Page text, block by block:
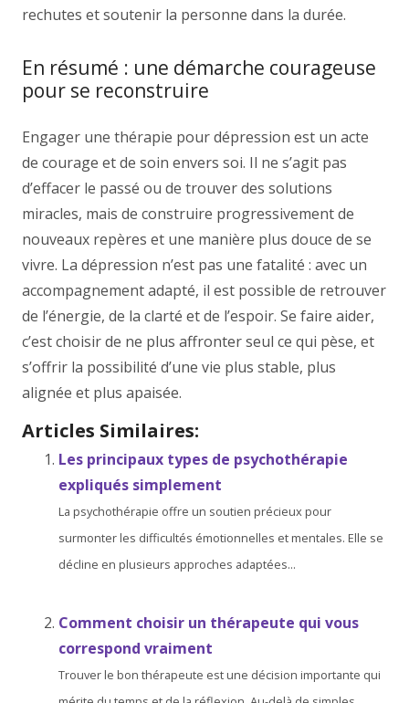
rechutes et soutenir la personne dans la durée.
En résumé : une démarche courageuse
pour se reconstruire
Engager une thérapie pour dépression est un acte
de courage et de soin envers soi. Il ne s’agit pas
d’effacer le passé ou de trouver des solutions
miracles, mais de construire progressivement de
nouveaux repères et une manière plus douce de se
vivre. La dépression n’est pas une fatalité : avec un
accompagnement adapté, il est possible de retrouver
de l’énergie, de la clarté et de l’espoir. Se faire aider,
c’est choisir de ne plus affronter seul ce qui pèse, et
s’offrir la possibilité d’une vie plus stable, plus
alignée et plus apaisée.
Articles Similaires:
Les principaux types de psychothérapie
expliqués simplement
La psychothérapie offre un soutien précieux pour
surmonter les difficultés émotionnelles et mentales. Elle se
décline en plusieurs approches adaptées...
Comment choisir un thérapeute qui vous
correspond vraiment
Trouver le bon thérapeute est une décision importante qui